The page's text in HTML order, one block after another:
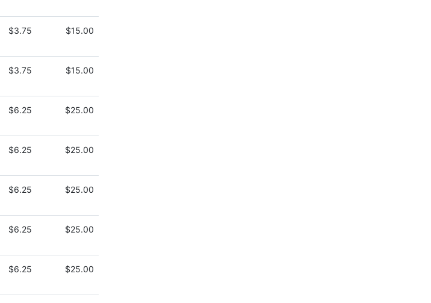
$3.75 $15.00
$3.75 $15.00
$6.25 $25.00
$6.25 $25.00
$6.25 $25.00
$6.25 $25.00
$6.25 $25.00